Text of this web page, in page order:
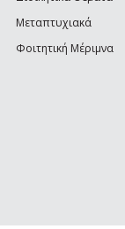
Μεταπτυχιακά
Φοιτητική Μέριμνα